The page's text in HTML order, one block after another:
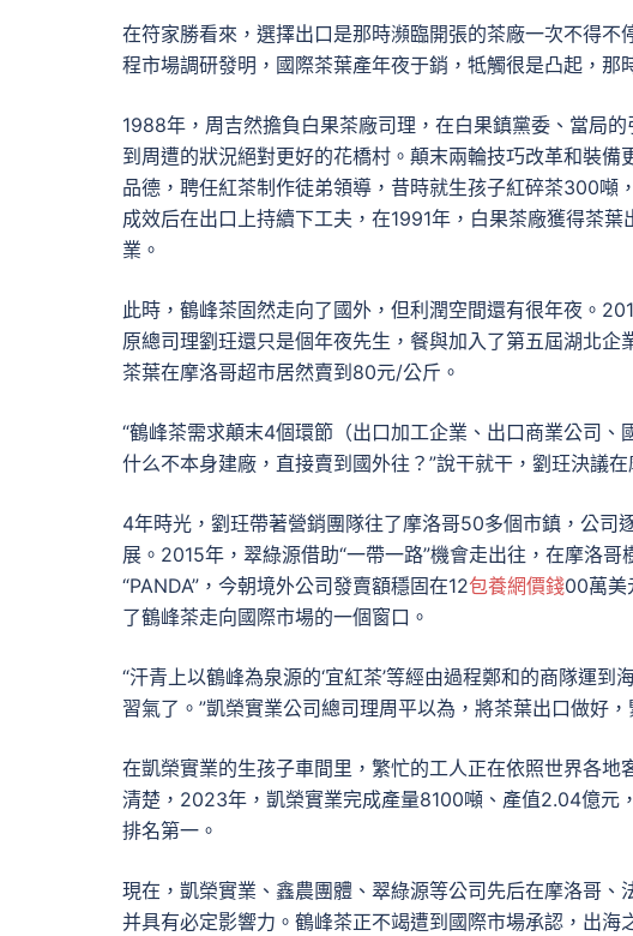
在符家勝看來，選擇出口是那時瀕臨開張的茶廠一次不得
程市場調研發明，國際茶葉產年夜于銷，牴觸很是凸起，
1988年，周吉然擔負白果茶廠司理，在白果鎮黨委、當局
到周遭的狀況絕對更好的花橋村。顛末兩輪技巧改革和裝
品德，聘任紅茶制作徒弟領導，昔時就生孩子紅碎茶300噸
成效后在出口上持續下工夫，在1991年，白果茶廠獲得茶
業。
此時，鶴峰茶固然走向了國外，但利潤空間還有很年夜。
原總司理劉玨還只是個年夜先生，餐與加入了第五屆湖北
茶葉在摩洛哥超市居然賣到80元/公斤。
“鶴峰茶需求顛末4個環節（出口加工企業、出口商業公司
什么不本身建廠，直接賣到國外往？”說干就干，劉玨決議在
4年時光，劉玨帶著營銷團隊往了摩洛哥50多個市鎮，公司
展。2015年，翠綠源借助“一帶一路”機會走出往，在摩洛
“PANDA”，今朝境外公司發賣額穩固在12包養網價錢00萬美
了鶴峰茶走向國際市場的一個窗口。
“汗青上以鶴峰為泉源的‘宜紅茶’等經由過程鄭和的商隊運
習氣了。”凱榮實業公司總司理周平以為，將茶葉出口做好
在凱榮實業的生孩子車間里，繁忙的工人正在依照世界各
清楚，2023年，凱榮實業完成產量8100噸、產值2.04億元
排名第一。
現在，凱榮實業、鑫農團體、翠綠源等公司先后在摩洛哥、
并具有必定影響力。鶴峰茶正不竭遭到國際市場承認，出海